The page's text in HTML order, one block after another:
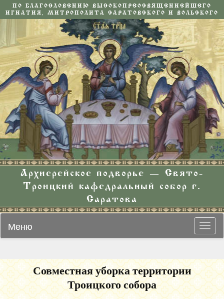
ПО БЛАГОСЛОВЕНИЮ ВЫСОКОПРЕОСВЯЩЕННЕЙШЕГО
ИГНАТИЯ, МИТРОПОЛИТА САРАТОВСКОГО И ВОЛЬСКОГО
Архиерейское подворье — Свято-
Троицкий кафедральный собор г.
Саратова
Меню
Совместная уборка территории
Троицкого собора